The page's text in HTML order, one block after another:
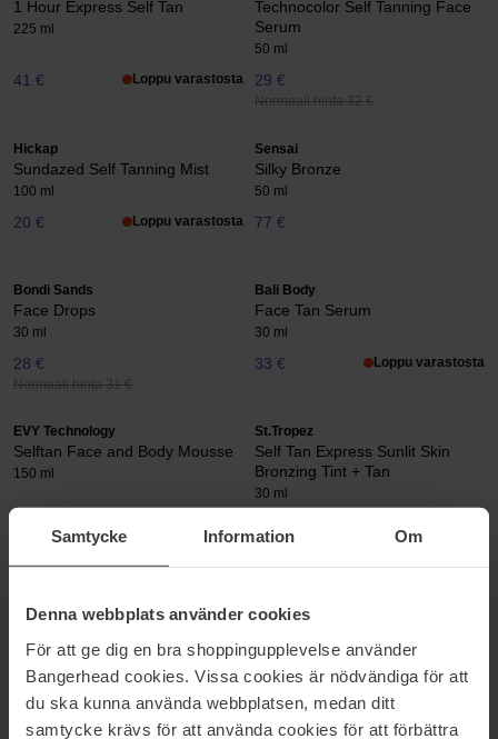
Samtycke Information Om
Denna webbplats använder cookies
För att ge dig en bra shoppingupplevelse använder
Bangerhead cookies. Vissa cookies är nödvändiga för att
du ska kunna använda webbplatsen, medan ditt
samtycke krävs för att använda cookies för att förbättra
1 Hour Express Self Tan
225 ml
41 € Loppu varastosta
Technocolor Self Tanning Face
Serum
50 ml
29 €
Normaali hinta 32 €
Hickap
Sundazed Self Tanning Mist
100 ml
20 € Loppu varastosta
Sensai
Silky Bronze
50 ml
77 €
Bondi Sands
Face Drops
30 ml
28 €
Normaali hinta 31 €
Bali Body
Face Tan Serum
30 ml
33 € Loppu varastosta
EVY Technology
Selftan Face and Body Mousse
150 ml
Normaali hinta 28 €
St.Tropez
Self Tan Express Sunlit Skin
Bronzing Tint + Tan
30 ml
Normaali hinta 40 €
Gradual Tan Face Lotion
19 €
Normaali hinta 21 €
SPF50+Hydrating Tinted Face
75 ml
23 €
Normaali hinta
25 €
Loppu varastosta